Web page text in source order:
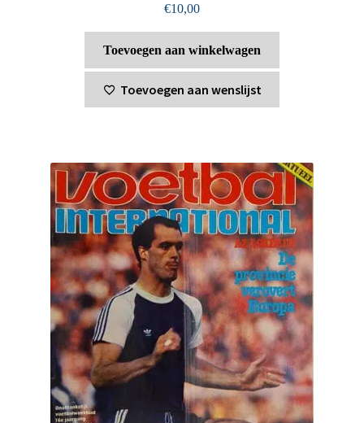
€10,00
Toevoegen aan winkelwagen
Toevoegen aan wenslijst